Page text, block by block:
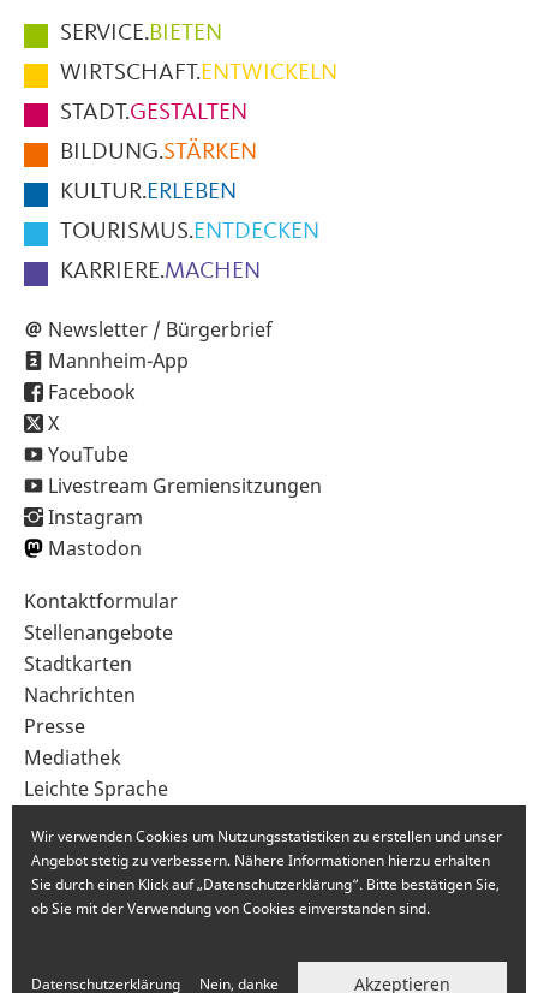
Hauptmenüpunkte
im
Fußbereich
der
Seite
SERVICE.BIETEN
WIRTSCHAFT.ENTWICKELN
STADT.GESTALTEN
BILDUNG.STÄRKEN
KULTUR.ERLEBEN
TOURISMUS.ENTDECKEN
KARRIERE.MACHEN
Newsletter / Bürgerbrief
Mannheim-App
Facebook
X
YouTube
Livestream Gremiensitzungen
Instagram
Mastodon
Sekundärnavigation
im
Fußbereich
Kontaktformular
Stellenangebote
Stadtkarten
Nachrichten
Presse
Mediathek
Leichte Sprache
Wir verwenden Cookies um Nutzungsstatistiken zu erstellen und unser
Angebot stetig zu verbessern. Nähere Informationen hierzu erhalten
Sie durch einen Klick auf „Datenschutzerklärung“. Bitte bestätigen Sie,
ob Sie mit der Verwendung von Cookies einverstanden sind.
Datenschutzerklärung Nein, danke Akzeptieren